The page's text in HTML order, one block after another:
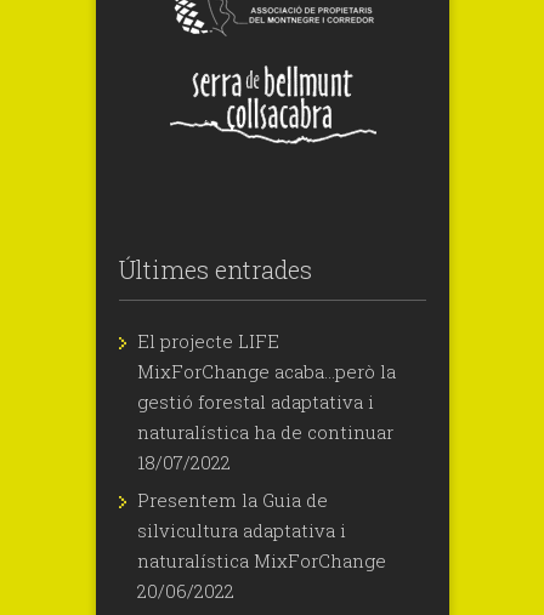
Últimes entrades
El projecte LIFE
MixForChange acaba…però la
gestió forestal adaptativa i
naturalística ha de continuar
18/07/2022
Presentem la Guia de
silvicultura adaptativa i
naturalística MixForChange
20/06/2022